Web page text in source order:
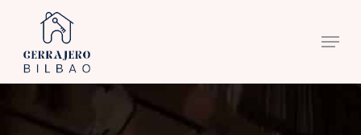
main
content
Menu